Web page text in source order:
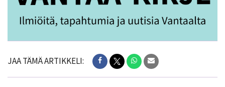
JAA TÄMÄ ARTIKKELI: